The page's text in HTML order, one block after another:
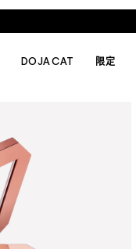
DOJA CAT 限定